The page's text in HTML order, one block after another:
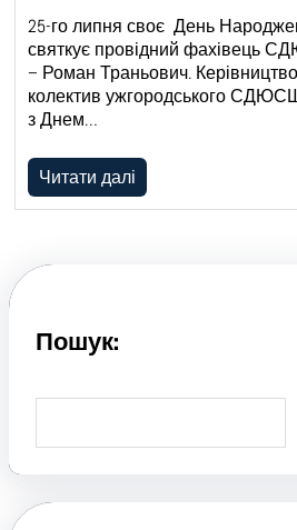
25-го липня своє День
святкує провідний фахівець
– Роман Траньович.
колектив ужгородського
з Днем…
Читати далі
Пошук:
a
c